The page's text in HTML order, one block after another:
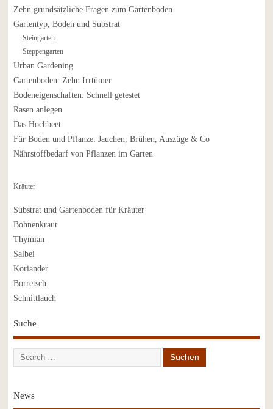
Zehn grundsätzliche Fragen zum Gartenboden
Gartentyp, Boden und Substrat
Steingarten
Steppengarten
Urban Gardening
Gartenboden: Zehn Irrtümer
Bodeneigenschaften: Schnell getestet
Rasen anlegen
Das Hochbeet
Für Boden und Pflanze: Jauchen, Brühen, Auszüge & Co
Nährstoffbedarf von Pflanzen im Garten
Kräuter
Substrat und Gartenboden für Kräuter
Bohnenkraut
Thymian
Salbei
Koriander
Borretsch
Schnittlauch
Suche
News